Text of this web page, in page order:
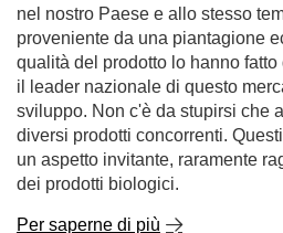
nel nostro Paese e allo stesso
proveniente da una piantagione
qualità del prodotto lo hanno
il leader nazionale di questo
sviluppo. Non c'è da stupirsi che
diversi prodotti concorrenti.
un aspetto invitante, raramente
dei prodotti biologici.
Per saperne di più